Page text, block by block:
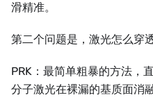
滑精准。
第二个问题是，激光怎么穿
PRK：最简单粗暴的方法，
分子激光在裸漏的基质面消